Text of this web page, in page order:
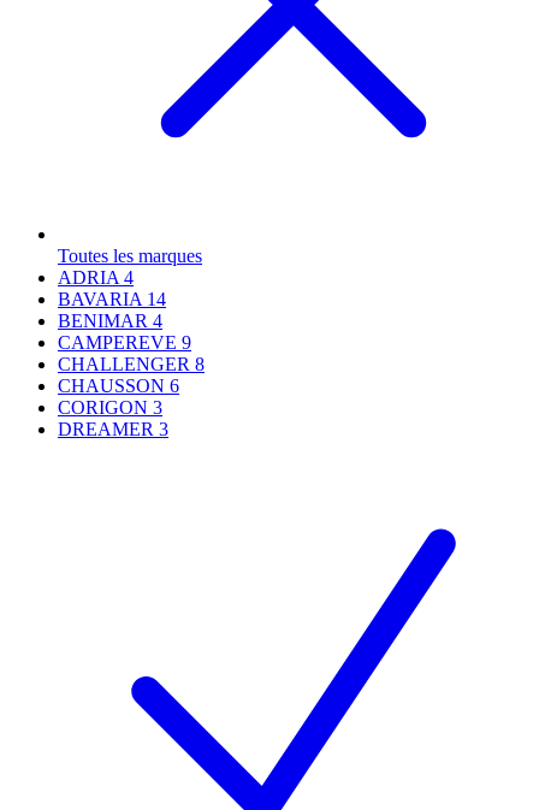
Toutes les marques
ADRIA 4
BAVARIA 14
BENIMAR 4
CAMPEREVE 9
CHALLENGER 8
CHAUSSON 6
CORIGON 3
DREAMER 3